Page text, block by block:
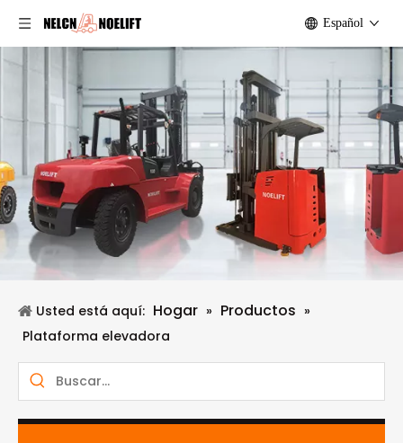
Español
Usted está aquí: Hogar » Productos »
Plataforma elevadora